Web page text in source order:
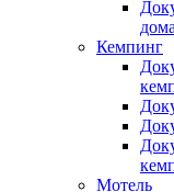
Кемпинг
Мотель